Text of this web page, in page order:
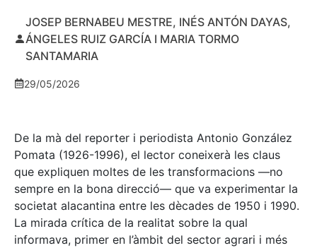
JOSEP BERNABEU MESTRE, INÉS ANTÓN DAYAS,
ÁNGELES RUIZ GARCÍA I MARIA TORMO
SANTAMARIA
29/05/2026
De la mà del reporter i periodista Antonio González
Pomata (1926-1996), el lector coneixerà les claus
que expliquen moltes de les transformacions —no
sempre en la bona direcció— que va experimentar la
societat alacantina entre les dècades de 1950 i 1990.
La mirada crítica de la realitat sobre la qual
informava, primer en l’àmbit del sector agrari i més